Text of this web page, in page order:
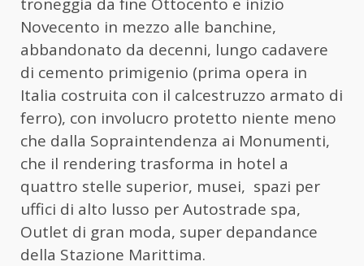
Novecento in mezzo alle banchine,
abbandonato da decenni, lungo cadavere
di cemento primigenio (prima opera in
Italia costruita con il calcestruzzo armato di
ferro), con involucro protetto niente meno
che dalla Sopraintendenza ai Monumenti,
che il rendering trasforma in hotel a
quattro stelle superior, musei, spazi per
uffici di alto lusso per Autostrade spa,
Outlet di gran moda, super depandance
della Stazione Marittima.